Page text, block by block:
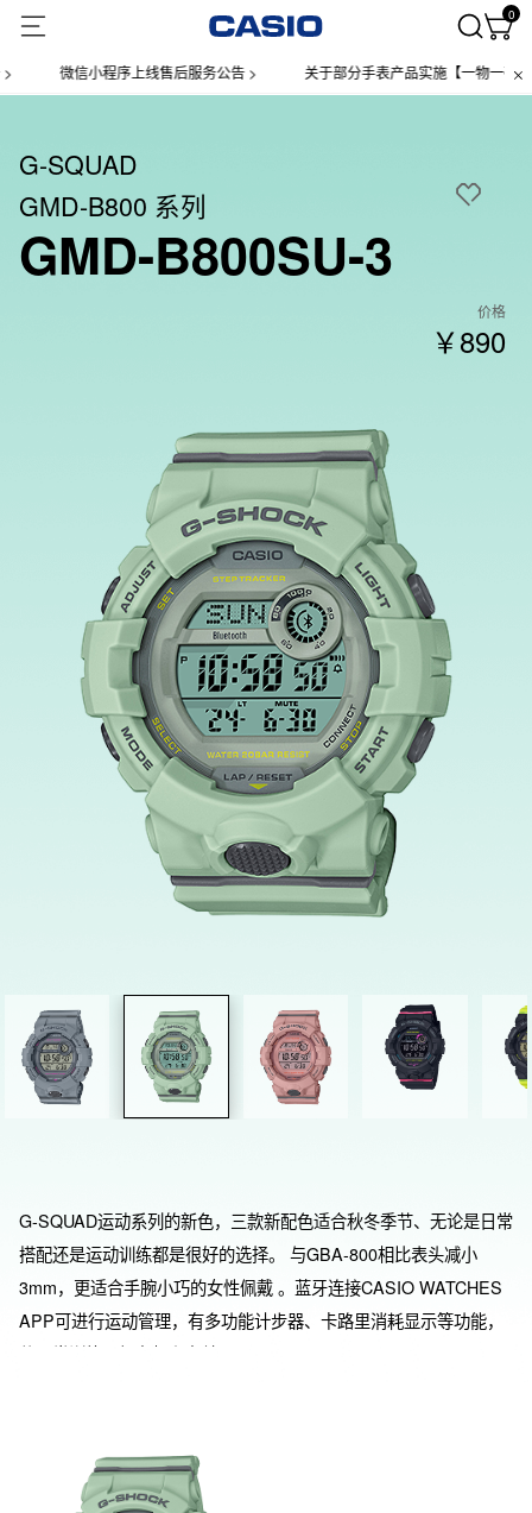
0
小程序上线售后服务公告 > 关于部分手表产品实施【一物一码】管理的公告
G-SQUAD
GMD-B800 系列
GMD-B800SU-3
价格
￥890
G-SQUAD运动系列的新色，三款新配色适合秋冬季节、无论是日常
搭配还是运动训练都是很好的选择。 与GBA-800相比表头减小
3mm，更适合手腕小巧的女性佩戴 。蓝牙连接CASIO WATCHES
APP可进行运动管理，有多功能计步器、卡路里消耗显示等功能，
使日常训练更加有趣和有效。